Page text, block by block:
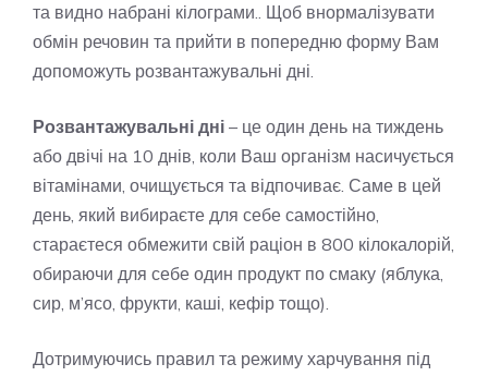
та видно набрані кілограми.. Щоб внормалізувати
обмін речовин та прийти в попередню форму Вам
допоможуть розвантажувальні дні.
Розвантажувальні дні – це один день на тиждень
або двічі на 10 днів, коли Ваш організм насичується
вітамінами, очищується та відпочиває. Саме в цей
день, який вибираєте для себе самостійно,
стараєтеся обмежити свій раціон в 800 кілокалорій,
обираючи для себе один продукт по смаку (яблука,
сир, м’ясо, фрукти, каші, кефір тощо).
Дотримуючись правил та режиму харчування під